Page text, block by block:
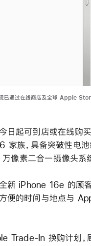
通过在线商店及全球 Apple
日起可到店或在线购
家族，具备突破性电
像素二合一摄像头系
新 iPhone 16e 的顾
便的时间与地点与
Trade-In 换购计划，